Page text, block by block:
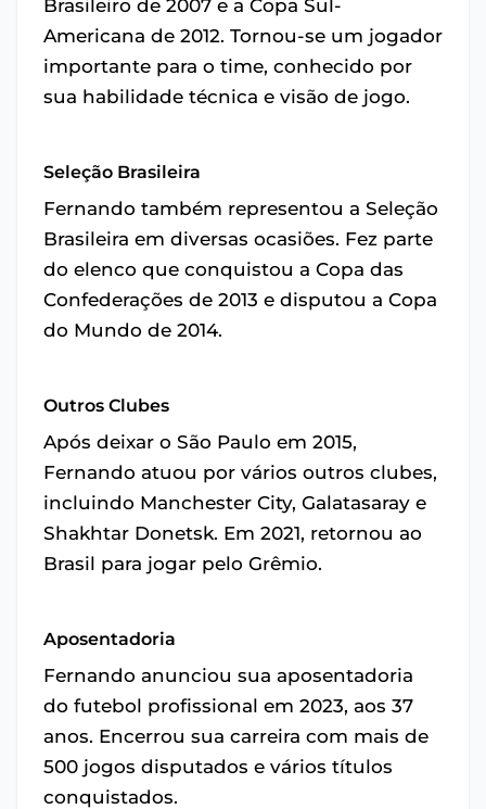
Brasileiro de 2007 e a Copa Sul-
Americana de 2012. Tornou-se um jogador
importante para o time, conhecido por
sua habilidade técnica e visão de jogo.
Seleção Brasileira
Fernando também representou a Seleção
Brasileira em diversas ocasiões. Fez parte
do elenco que conquistou a Copa das
Confederações de 2013 e disputou a Copa
do Mundo de 2014.
Outros Clubes
Após deixar o São Paulo em 2015,
Fernando atuou por vários outros clubes,
incluindo Manchester City, Galatasaray e
Shakhtar Donetsk. Em 2021, retornou ao
Brasil para jogar pelo Grêmio.
Aposentadoria
Fernando anunciou sua aposentadoria
do futebol profissional em 2023, aos 37
anos. Encerrou sua carreira com mais de
500 jogos disputados e vários títulos
conquistados.